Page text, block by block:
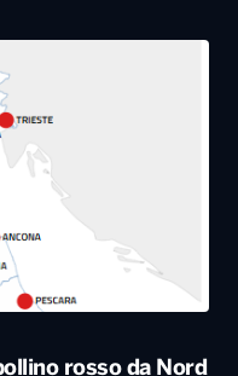
rosso da Nord